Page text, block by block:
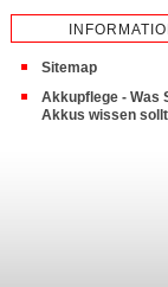
Sitemap
Akkupflege - Was
Akkus wissen